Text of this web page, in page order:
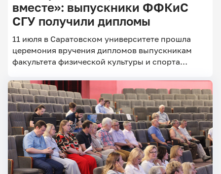
Главные
вместе»: выпускники ФФКиС
СГУ получили дипломы
11 июля в Саратовском университете прошла
церемония вручения дипломов выпускникам
факультета физической культуры и спорта